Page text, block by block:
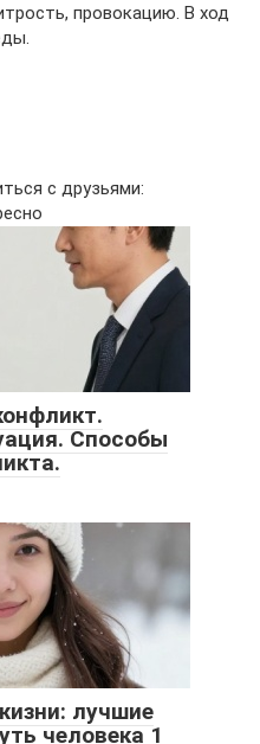
провокацию. В ход
с друзьями:
Способы
лучшие
человека 1